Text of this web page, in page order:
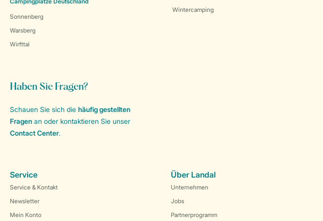
Sonnenberg
Warsberg
Wirfttal
Wintercamping
Haben Sie Fragen?
Schauen Sie sich die häufig gestellten
Fragen an oder kontaktieren Sie unser
Contact Center.
Service
Service & Kontakt
Newsletter
Mein Konto
Über Landal
Unternehmen
Jobs
Partnerprogramm